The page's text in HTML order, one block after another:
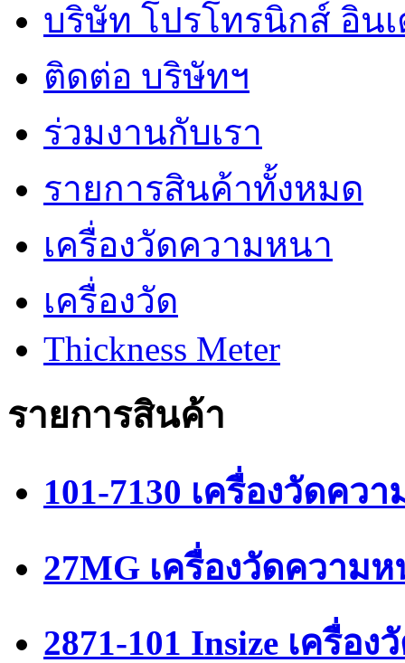
บริษัท โปรโทรนิกส์ อิน
ติดต่อ บริษัทฯ
ร่วมงานกับเรา
รายการสินค้าทั้งหมด
เครื่องวัดความหนา
เครื่องวัด
Thickness Meter
รายการสินค้า
101-7130 เครื่องวัดคว
27MG เครื่องวัดความห
2871-101 Insize เครื่อ